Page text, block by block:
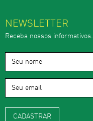
NEWSLETTER
Receba nossos informativos.